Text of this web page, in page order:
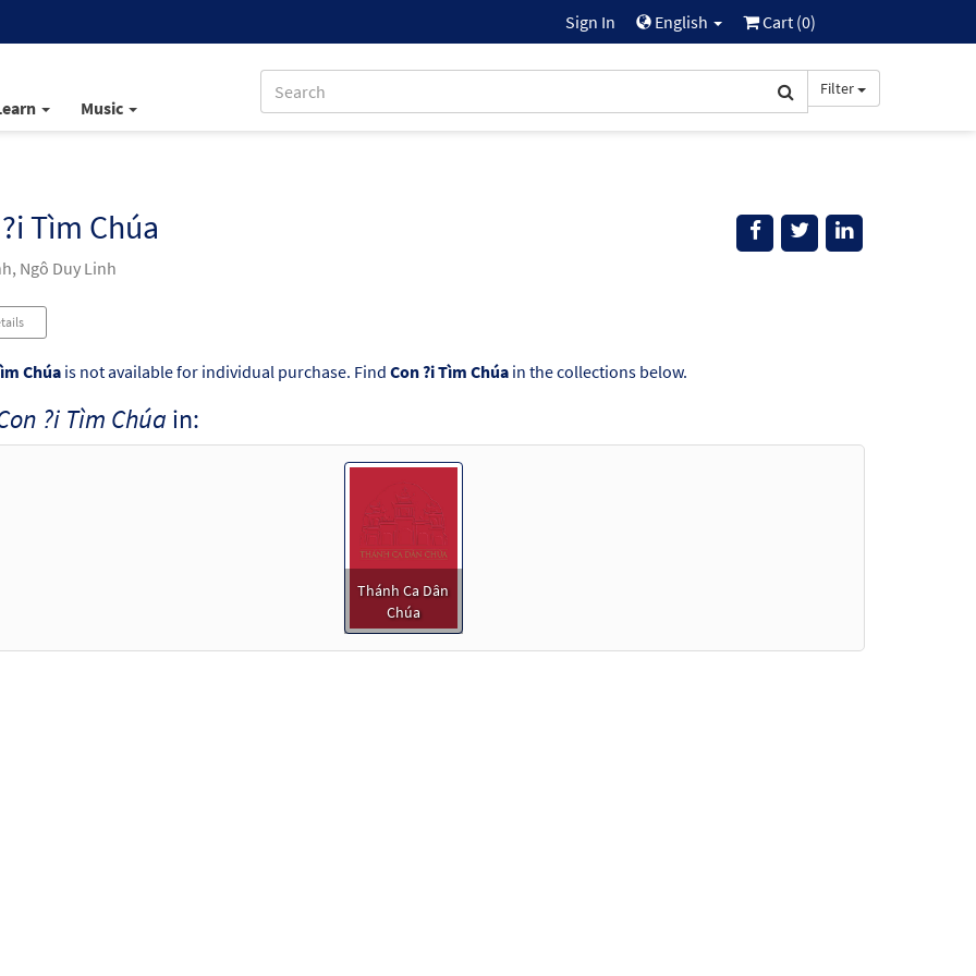
Sign In English Cart (0)
Music
Filter
Tìm Chúa
Ngô Duy Linh
Chúais not available for individual purchase. Find Con ?i Tìm Chúain the collections below.
?i Tìm Chúa in:
Thánh Ca Dân
Chúa